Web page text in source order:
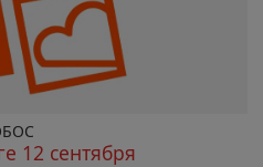
12 сентября